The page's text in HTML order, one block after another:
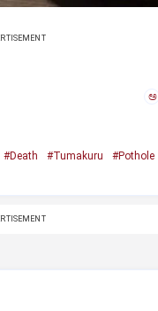
ಅ
#Death #Tumakuru #Pothole